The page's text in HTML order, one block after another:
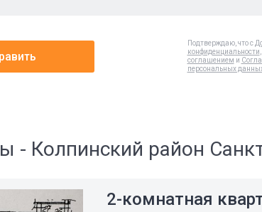
Подтверждаю, что с
конфиденциальности
соглашением и
персональных
- Колпинский район
2-комнатная